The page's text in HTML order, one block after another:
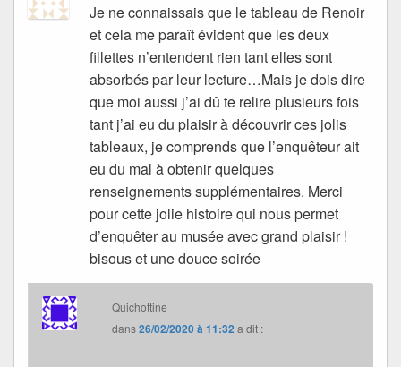
Je ne connaissais que le tableau de Renoir
et cela me paraît évident que les deux
fillettes n’entendent rien tant elles sont
absorbés par leur lecture…Mais je dois dire
que moi aussi j’ai dû te relire plusieurs fois
tant j’ai eu du plaisir à découvrir ces jolis
tableaux, je comprends que l’enquêteur ait
eu du mal à obtenir quelques
renseignements supplémentaires. Merci
pour cette jolie histoire qui nous permet
d’enquêter au musée avec grand plaisir !
bisous et une douce soirée
Quichottine
dans26/02/2020 à 11:32 a dit :